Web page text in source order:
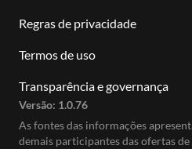
Regras de privacidade
Termos de uso
Transparência e governança
Versão: 1.0.76
As fontes das informações
demais participantes das ofertas